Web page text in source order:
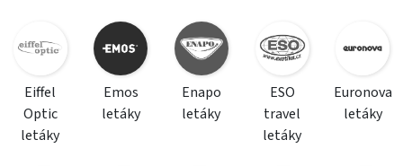
Eiffel
Optic
letáky
Emos
letáky
Enapo
letáky
ESO
travel
letáky
Euronova
letáky